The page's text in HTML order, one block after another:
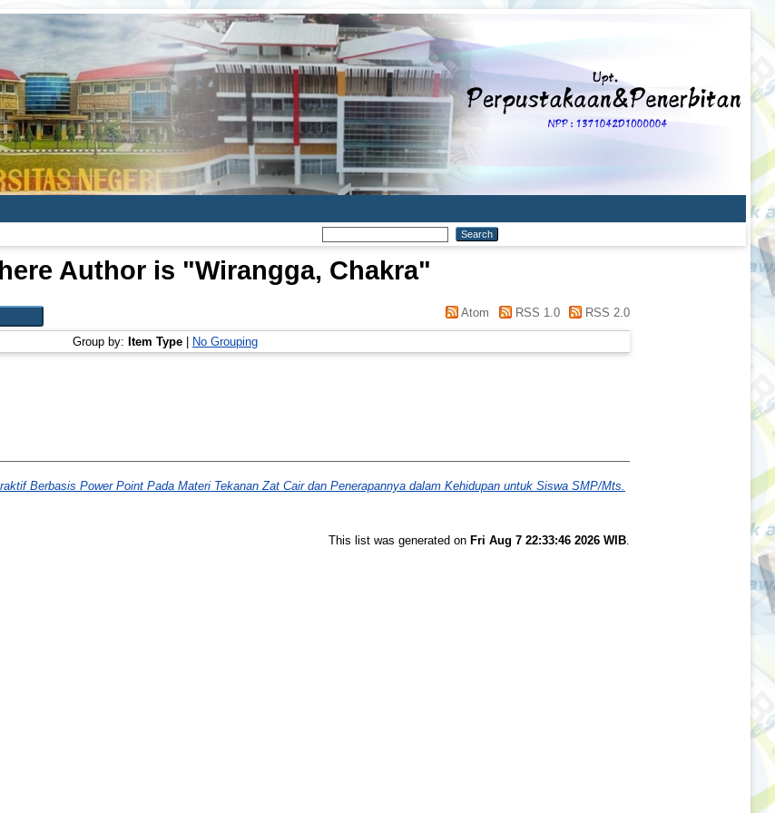
Author is "Wirangga, Chakra"
Atom RSS 1.0 RSS 2.0
Group by: Item Type No Grouping
Berbasis Power Point Pada Materi Tekanan Zat Cair dan Penerapannya dalam Kehidupan untuk Siswa SMP/Mts.
This list was generated on Fri Aug 7 22:33:46 2026 WIB.